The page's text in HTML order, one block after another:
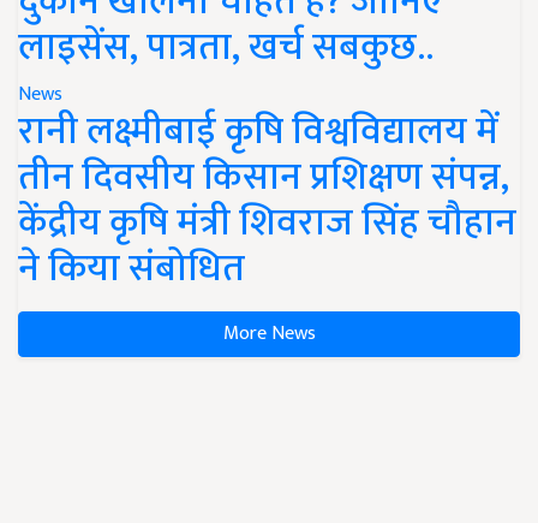
लाइसेंस, पात्रता, खर्च सबकुछ..
News
रानी लक्ष्मीबाई कृषि विश्वविद्यालय में
तीन दिवसीय किसान प्रशिक्षण संपन्न,
केंद्रीय कृषि मंत्री शिवराज सिंह चौहान
ने किया संबोधित
More News